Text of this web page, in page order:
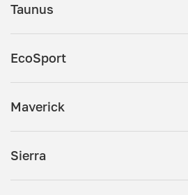
Taunus
EcoSport
Maverick
Sierra